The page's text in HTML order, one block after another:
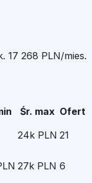
17 268 PLN/mies.
Śr. max Ofert
24k PLN 21
27k PLN 6